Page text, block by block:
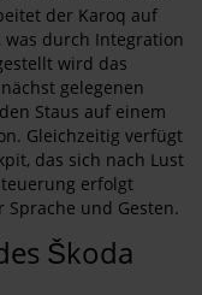
der Karoq auf
was durch Integration
wird das
gelegenen
Staus auf einem
Gleichzeitig verfügt
das sich nach Lust
erfolgt
und Gesten.
Škoda